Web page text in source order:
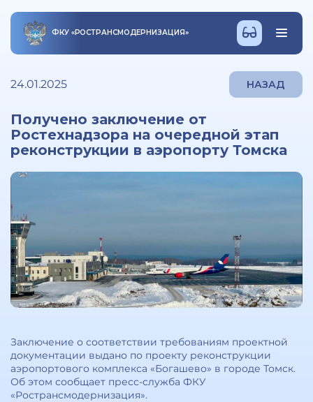
ФКУ «РОСТРАНСМОДЕРНИЗАЦИЯ»
24.01.2025 НАЗАД
Получено заключение от
Ростехнадзора на очередной этап
реконструкции в аэропорту Томска
Заключение о соответствии требованиям проектной
документации выдано по проекту реконструкции
аэропортового комплекса «Богашево» в городе Томск.
Об этом сообщает пресс-служба ФКУ
«Ространсмодернизация».